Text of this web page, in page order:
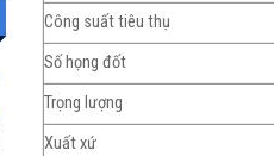
Công suất tiêu thụ
Số họng đốt
Trọng lượng
Xuất xứ